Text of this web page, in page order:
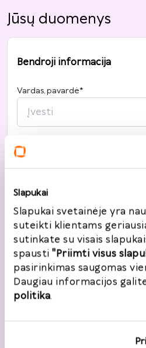
Slapukai
Slapukai svetainėje yra
suteikti klientams
sutinkate su visais
spausti "Priimti visus
pasirinkimas saugomas
Daugiau informacijos
politika.
Jūsų duomenys
Bendroji informacija
Vardas, pavardė*
Telefonas
El. paštas *
Noriu registruotis